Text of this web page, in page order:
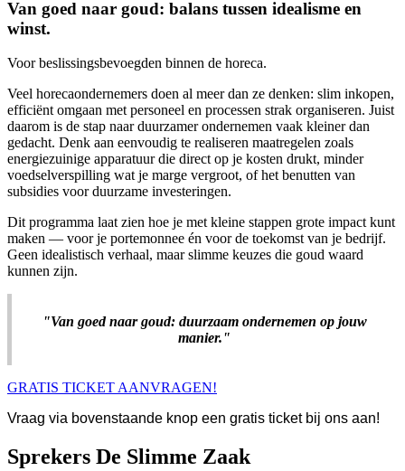
Van goed naar goud: balans tussen idealisme en
winst.
Voor beslissingsbevoegden binnen de horeca.
Veel horecaondernemers doen al meer dan ze denken: slim inkopen,
efficiënt omgaan met personeel en processen strak organiseren. Juist
daarom is de stap naar duurzamer ondernemen vaak kleiner dan
gedacht. Denk aan eenvoudig te realiseren maatregelen zoals
energiezuinige apparatuur die direct op je kosten drukt, minder
voedselverspilling wat je marge vergroot, of het benutten van
subsidies voor duurzame investeringen.
Dit programma laat zien hoe je met kleine stappen grote impact kunt
maken — voor je portemonnee én voor de toekomst van je bedrijf.
Geen idealistisch verhaal, maar slimme keuzes die goud waard
kunnen zijn.
"Van goed naar goud: duurzaam ondernemen op jouw
manier."
GRATIS TICKET AANVRAGEN!
Vraag via bovenstaande knop een gratis ticket bij ons aan!
Sprekers De Slimme Zaak